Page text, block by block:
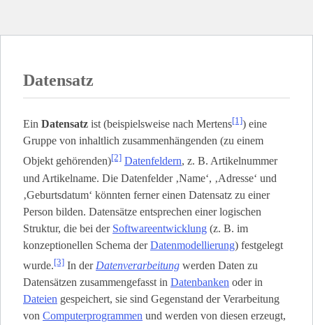
Datensatz
Ein Datensatz ist (beispielsweise nach Mertens[1]) eine
Gruppe von inhaltlich zusammenhängenden (zu einem
Objekt gehörenden)[2] Datenfeldern, z. B. Artikelnummer
und Artikelname. Die Datenfelder ‚Name‘, ‚Adresse‘ und
‚Geburtsdatum‘ könnten ferner einen Datensatz zu einer
Person bilden. Datensätze entsprechen einer logischen
Struktur, die bei der Softwareentwicklung (z. B. im
konzeptionellen Schema derDatenmodellierung) festgelegt
wurde.[3] In der Datenverarbeitung werden Daten zu
Datensätzen zusammengefasst in Datenbanken oder in
Dateien gespeichert, sie sind Gegenstand der Verarbeitung
von Computerprogrammen und werden von diesen erzeugt,